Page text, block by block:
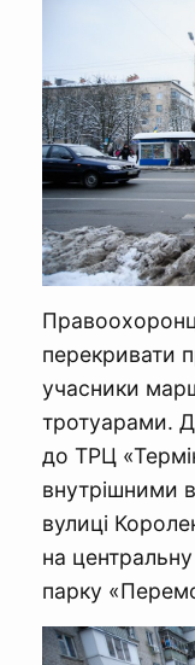
перекривати
учасники
тротуарами.
до ТРЦ
внутрішними
вулиці
на
парку